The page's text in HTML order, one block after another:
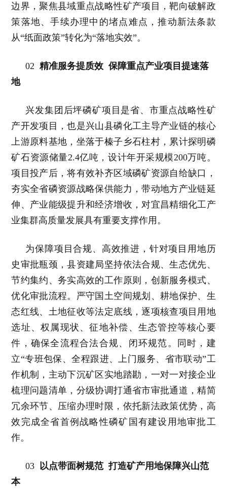
边界，聚焦县域重点战略性矿产项目，靶向破解政
策落地、手续办理中的堵点难点，推动新法条款
从“纸面政策”转化为“落地实效”。
02精准服务提质效保障重点产业项目提速落
地
兴发集团后坪磷矿项目是省、市重点战略性矿
产开发项目，也是兴山县磷化工主导产业链的核心
上游原料基地，坐落于榛子乡石柱村，累计探明磷
矿石资源储量2.4亿吨，设计年开采规模200万吨。
项目投产后，将有效补齐区域磷矿资源自给缺口，
夯实全省磷资源战略保供能力，带动地方产业链延
伸、产业能级提升和经济增收，对宜昌精细化工产
业集群高质量发展具有重要支撑作用。
为保障项目合规、高效推进，针对项目用地历
史审批瓶颈，县资建局坚持依法合规、生态优先、
节约集约、务实高效的工作原则，创新服务模式、
优化审批流程。严守国土空间规划、耕地保护、生
态红线、土地征收等法定底线，逐项核查项目用地
选址、权属现状、征地补偿、生态管控等核心要
件，确保全流程合法合规、闭环规范。同时，建
立“专班包保、全程跟进、上门服务、省市联动”工
作机制，主动下沉矿区实地踏勘，一对一对接企业
梳理问题清单，分级协调打通省市审批通道，精简
冗余环节、压缩办理时限，依托新法政策优势，高
效完成全省首例战略性磷矿国有建设用地审批工
作。
03 以点带面树规范打造矿产用地保障兴山范
本